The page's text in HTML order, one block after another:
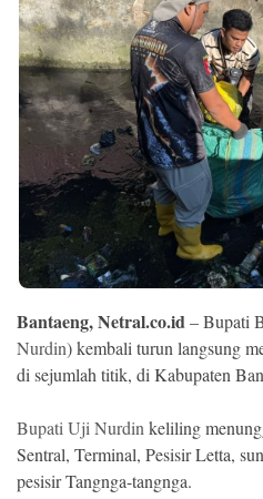
Peristiwa
Olahraga
Ekonomi
Memori
Copyright
Bantaeng, Netral.co.id– Bupati
Nurdin) kembali turun langsung
di sejumlah titik, di Kabupaten
Bupati Uji Nurdinkeliling
Sentral, Terminal, Pesisir Letta,
pesisir Tangnga-tangnga.